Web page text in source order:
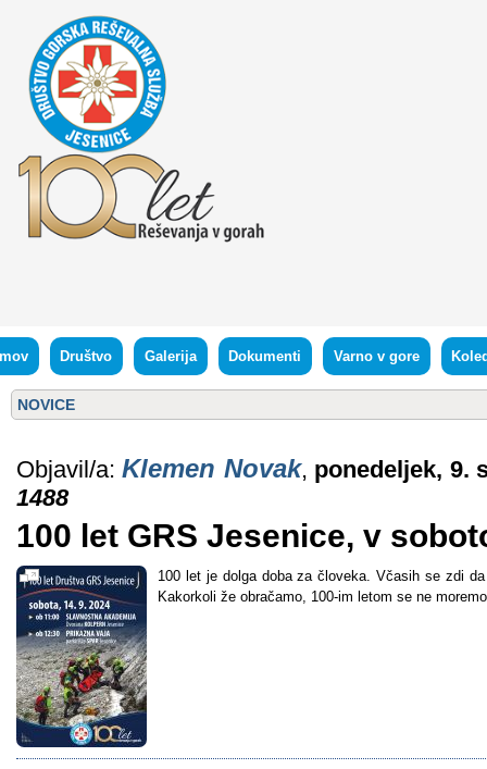
Društvo Galerija Dokumenti Varno v gore
NOVICE
Objavil/a:Klemen Novak, ponedeljek, 9.
1488
100 let GRS Jesenice, v
100 let je dolga doba za človeka. Včasih se zdi
Kakorkoli že obračamo, 100-im letom se ne